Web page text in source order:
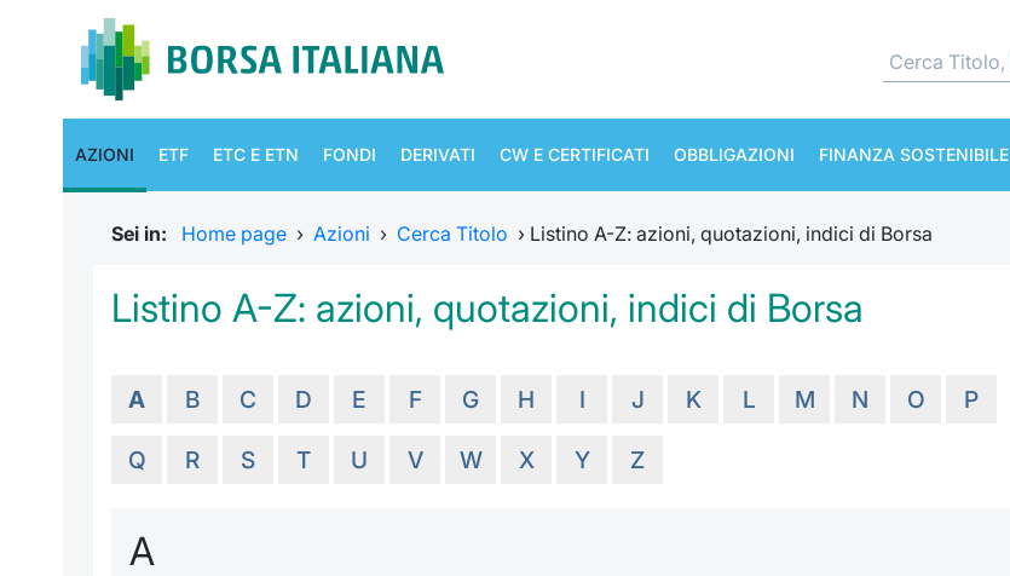
AZIONI ETF ETC E ETN FONDI DERIVATI CW E CERTIFICATI OBBLIGAZIONI FINANZA SOSTENIBILE
Sei in: Home page › Azioni › Cerca Titolo › Listino A-Z: azioni, quotazioni, indici di Borsa
Listino A-Z: azioni, quotazioni, indici di Borsa
A B C D E F G H I J K L M N O P
Q R S T U V W X Y Z
A